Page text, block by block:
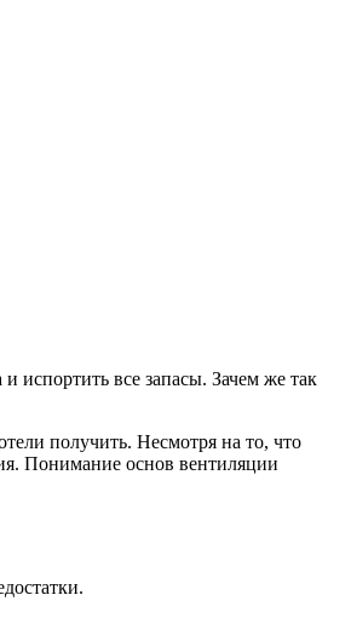
испортить все запасы. Зачем же так
получить. Несмотря на то, что
Понимание основ вентиляции